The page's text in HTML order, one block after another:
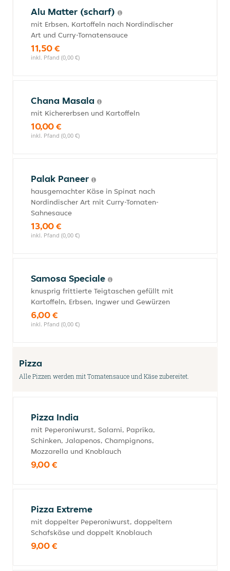
Alu Matter (scharf)
mit Erbsen, Kartoffeln nach Nordindischer
Art und Curry-Tomatensauce
11,50 €
inkl. Pfand (0,00 €)
Chana Masala
mit Kichererbsen und Kartoffeln
10,00 €
inkl. Pfand (0,00 €)
Palak Paneer
hausgemachter Käse in Spinat nach
Nordindischer Art mit Curry-Tomaten-
Sahnesauce
13,00 €
inkl. Pfand (0,00 €)
Samosa Speciale
knusprig frittierte Teigtaschen gefüllt mit
Kartoffeln, Erbsen, Ingwer und Gewürzen
6,00 €
inkl. Pfand (0,00 €)
Pizza
Alle Pizzen werden mit Tomatensauce und Käse zubereitet.
Pizza India
mit Peperoniwurst, Salami, Paprika,
Schinken, Jalapenos, Champignons,
Mozzarella und Knoblauch
9,00 €
Pizza Extreme
mit doppelter Peperoniwurst, doppeltem
Schafskäse und doppelt Knoblauch
9,00 €